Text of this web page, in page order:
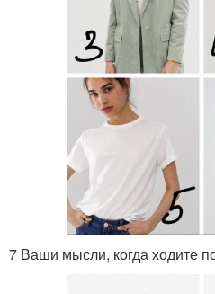
7 Ваши мысли, когда ходите